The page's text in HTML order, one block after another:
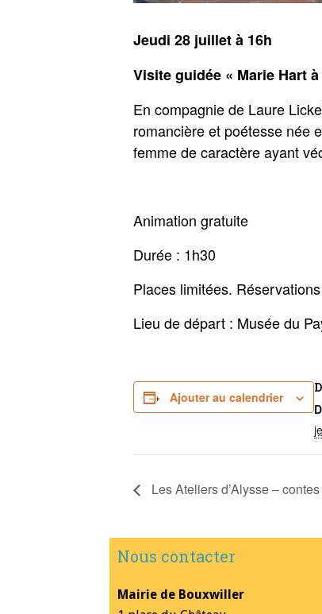
Jeudi 28 juillet à 16h
Visite guidée « Marie Hart
En compagnie de Laure
romancière et poétesse née
femme de caractère ayant
Animation gratuite
Durée : 1h30
Places limitées.
Lieu de départ : Musée du
Ajouter au calendrier
Les Ateliers d’Alysse –
Nous contacter
Mairie de Bouxwiller